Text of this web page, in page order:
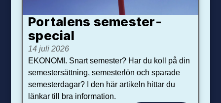
Portalens semester­
special
14 juli 2026
EKONOMI. Snart semester? Har du koll på din
semestersättning, semesterlön och sparade
semesterdagar? I den här artikeln hittar du
länkar till bra information.